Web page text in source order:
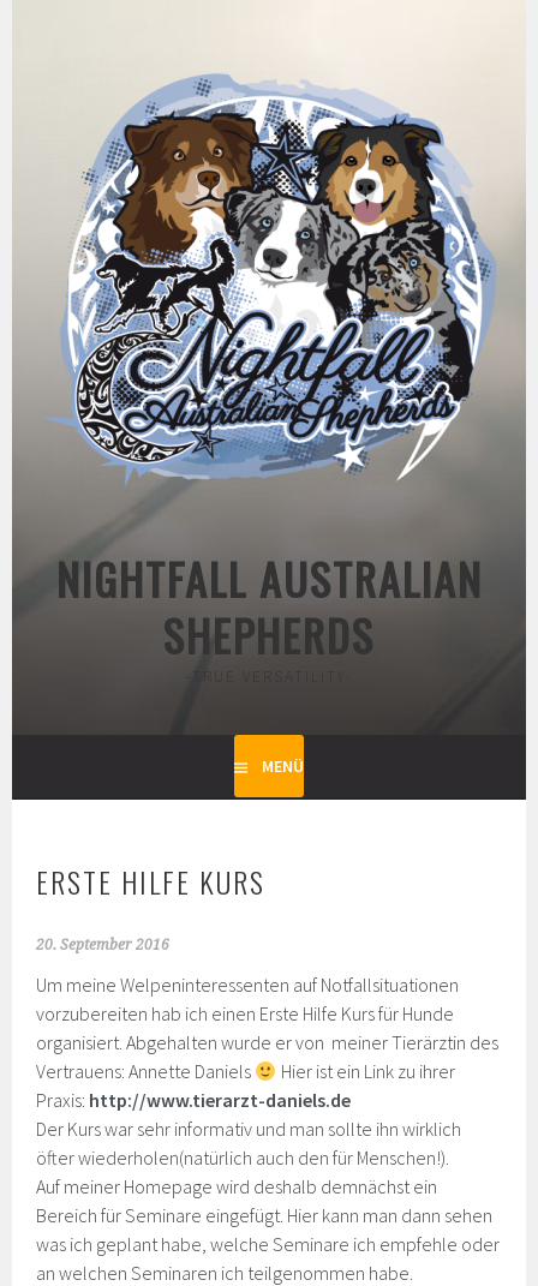
NIGHTFALL AUSTRALIAN
SHEPHERDS
MENÜ
ERSTE HILFE KURS
20. September 2016
Um meine Welpeninteressenten auf Notfallsituationen
vorzubereiten hab ich einen Erste Hilfe Kurs für Hunde
organisiert. Abgehalten wurde er von meiner Tierärztin des
Vertrauens: Annette Daniels
Hier ist ein Link zu ihrer
Praxis: http://www.tierarzt-daniels.de
Der Kurs war sehr informativ und man sollte ihn wirklich
öfter wiederholen(natürlich auch den für Menschen!).
Auf meiner Homepage wird deshalb demnächst ein
Bereich für Seminare eingefügt. Hier kann man dann sehen
was ich geplant habe, welche Seminare ich empfehle oder
an welchen Seminaren ich teilgenommen habe.